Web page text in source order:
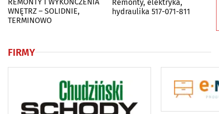
WNĘTRZ – SOLIDNIE,
TERMINOWO
Remonty, elektryka,
hydraulika 517-071-811
FIRMY